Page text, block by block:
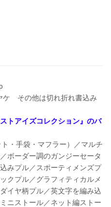
その他は切れ折れ書込み
トアイズコレクション』のバ
・手袋・マフラー）／マルチ
ボーダー調のガンジーセータ
みプル／スポーティメンズプ
クプル／グラフィティカルメ
イヤ柄プル／英文字を編み込
ニストール／ネット編ストー